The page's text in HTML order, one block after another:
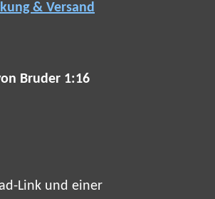
& Versand
Bruder 1:16
Link und einer